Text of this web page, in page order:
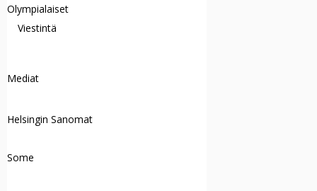
Olympialaiset
Viestintä
Mediat
Helsingin Sanomat
Some